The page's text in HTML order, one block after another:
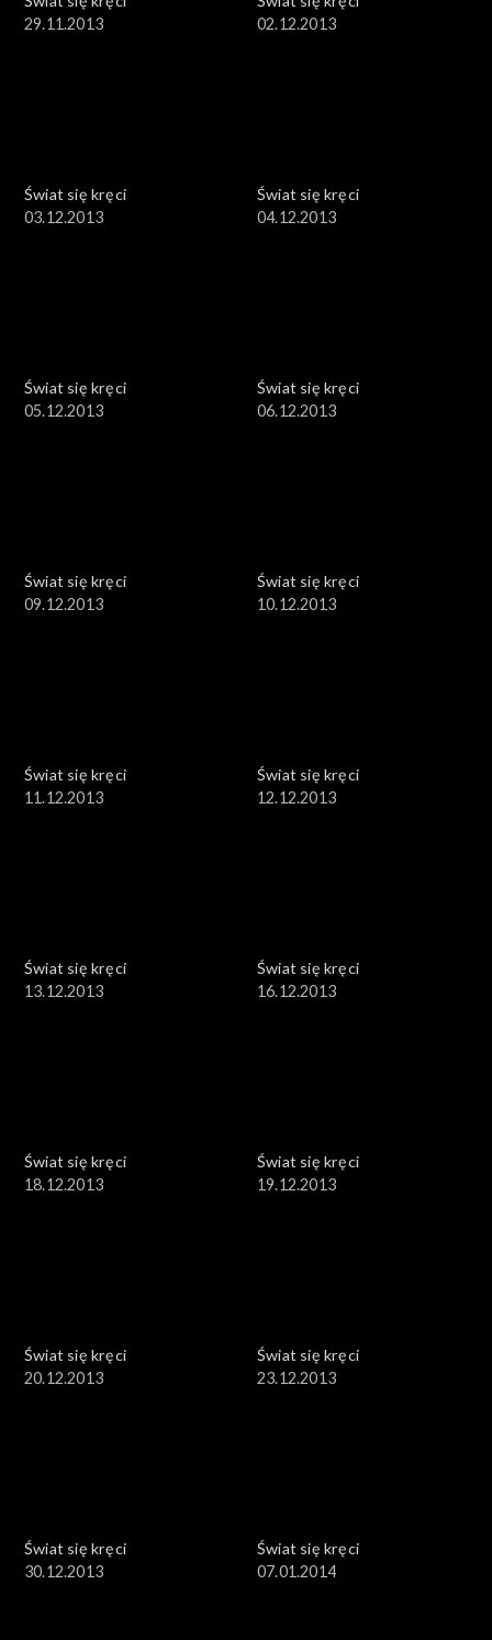
29.11.2013
02.12.2013
Świat się kręci
03.12.2013
Świat się kręci
04.12.2013
Świat się kręci
05.12.2013
Świat się kręci
06.12.2013
Świat się kręci
09.12.2013
Świat się kręci
10.12.2013
Świat się kręci
11.12.2013
Świat się kręci
12.12.2013
Świat się kręci
13.12.2013
Świat się kręci
16.12.2013
Świat się kręci
18.12.2013
Świat się kręci
19.12.2013
Świat się kręci
20.12.2013
Świat się kręci
23.12.2013
Świat się kręci
30.12.2013
Świat się kręci
07.01.2014